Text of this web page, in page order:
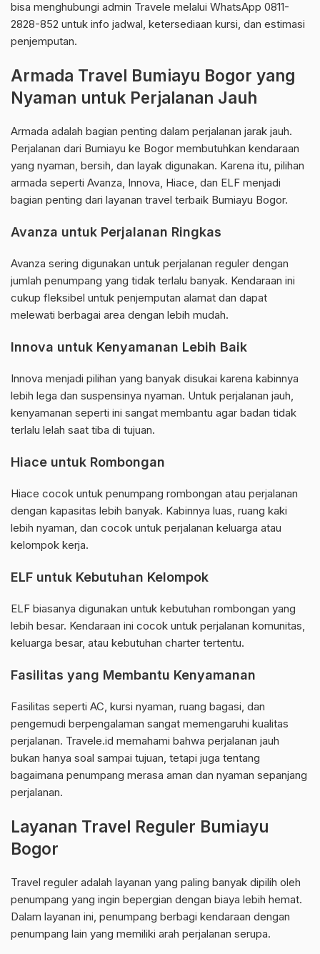
bisa menghubungi admin Travele melalui WhatsApp 0811-
2828-852 untuk info jadwal, ketersediaan kursi, dan estimasi
penjemputan.
Armada Travel Bumiayu Bogor yang
Nyaman untuk Perjalanan Jauh
Armada adalah bagian penting dalam perjalanan jarak jauh.
Perjalanan dari Bumiayu ke Bogor membutuhkan kendaraan
yang nyaman, bersih, dan layak digunakan. Karena itu, pilihan
armada seperti Avanza, Innova, Hiace, dan ELF menjadi
bagian penting dari layanan travel terbaik Bumiayu Bogor.
Avanza untuk Perjalanan Ringkas
Avanza sering digunakan untuk perjalanan reguler dengan
jumlah penumpang yang tidak terlalu banyak. Kendaraan ini
cukup fleksibel untuk penjemputan alamat dan dapat
melewati berbagai area dengan lebih mudah.
Innova untuk Kenyamanan Lebih Baik
Innova menjadi pilihan yang banyak disukai karena kabinnya
lebih lega dan suspensinya nyaman. Untuk perjalanan jauh,
kenyamanan seperti ini sangat membantu agar badan tidak
terlalu lelah saat tiba di tujuan.
Hiace untuk Rombongan
Hiace cocok untuk penumpang rombongan atau perjalanan
dengan kapasitas lebih banyak. Kabinnya luas, ruang kaki
lebih nyaman, dan cocok untuk perjalanan keluarga atau
kelompok kerja.
ELF untuk Kebutuhan Kelompok
ELF biasanya digunakan untuk kebutuhan rombongan yang
lebih besar. Kendaraan ini cocok untuk perjalanan komunitas,
keluarga besar, atau kebutuhan charter tertentu.
Fasilitas yang Membantu Kenyamanan
Fasilitas seperti AC, kursi nyaman, ruang bagasi, dan
pengemudi berpengalaman sangat memengaruhi kualitas
perjalanan. Travele.id memahami bahwa perjalanan jauh
bukan hanya soal sampai tujuan, tetapi juga tentang
bagaimana penumpang merasa aman dan nyaman sepanjang
perjalanan.
Layanan Travel Reguler Bumiayu
Bogor
Travel reguler adalah layanan yang paling banyak dipilih oleh
penumpang yang ingin bepergian dengan biaya lebih hemat.
Dalam layanan ini, penumpang berbagi kendaraan dengan
penumpang lain yang memiliki arah perjalanan serupa.